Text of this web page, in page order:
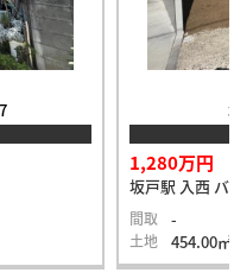
1,280万円
坂戸駅 入西
間取 -
土地 454.00㎡